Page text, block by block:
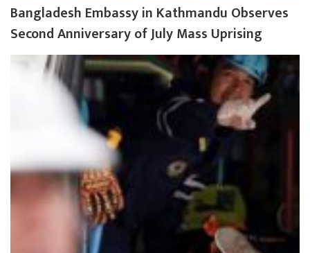
Bangladesh Embassy in Kathmandu Observes
Second Anniversary of July Mass Uprising